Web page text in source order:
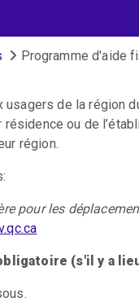
Programme d'aide
de la région
ou de
région.
pour les
(s'il y a